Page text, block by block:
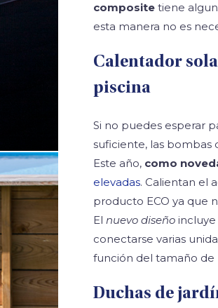
composite tiene
esta manera no es
Calentador
piscina
Si no puedes esperar
suficiente, las bombas
Este año, como
elevadas. Calientan el
producto ECO ya que
El nuevo diseño
conectarse varias
función del tamaño de
Duchas de